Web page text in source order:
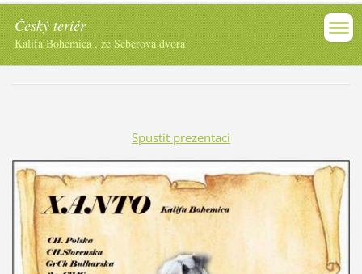
Český teriér
Kalifa Bohemica , ze Seberova dvora
Spustit prezentaci